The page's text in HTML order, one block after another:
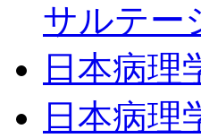
サルテー
日本病理
日本病理